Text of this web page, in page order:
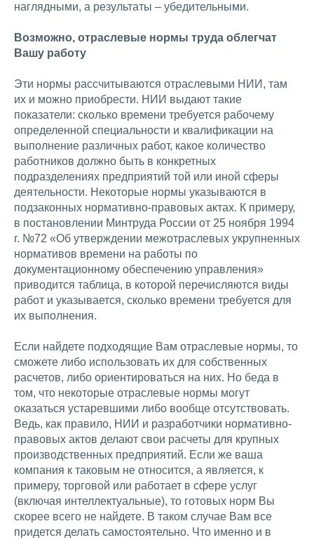
наглядными, а результаты – убедительными.
Возможно, отраслевые нормы труда облегчат
Вашу работу
Эти нормы рассчитываются отраслевыми НИИ, там
их и можно приобрести. НИИ выдают такие
показатели: сколько времени требуется рабочему
определенной специальности и квалификации на
выполнение различных работ, какое количество
работников должно быть в конкретных
подразделениях предприятий той или иной сферы
деятельности. Некоторые нормы указываются в
подзаконных нормативно-правовых актах. К примеру,
в постановлении Минтруда России от 25 ноября 1994
г. №72 «Об утверждении межотраслевых укрупненных
нормативов времени на работы по
документационному обеспечению управления»
приводится таблица, в которой перечисляются виды
работ и указывается, сколько времени требуется для
их выполнения.
Если найдете подходящие Вам отраслевые нормы, то
сможете либо использовать их для собственных
расчетов, либо ориентироваться на них. Но беда в
том, что некоторые отраслевые нормы могут
оказаться устаревшими либо вообще отсутствовать.
Ведь, как правило, НИИ и разработчики нормативно-
правовых актов делают свои расчеты для крупных
производственных предприятий. Если же ваша
компания к таковым не относится, а является, к
примеру, торговой или работает в сфере услуг
(включая интеллектуальные), то готовых норм Вы
скорее всего не найдете. В таком случае Вам все
придется делать самостоятельно. Что именно и в